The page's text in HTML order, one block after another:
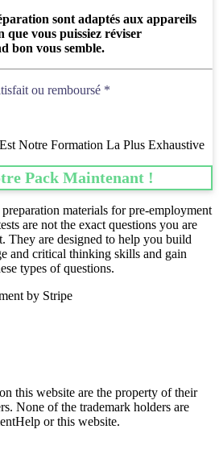
sont adaptés aux appareils
que vous puissiez réviser
bon vous semble.
ou remboursé *
Notre Formation La Plus Exhaustive
Pack Maintenant !
materials for pre-employment
are not the exact questions you are
They are designed to help you build
and critical thinking skills and gain
types of questions.
by Stripe
this website are the property of their
None of the trademark holders are
or this website.